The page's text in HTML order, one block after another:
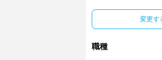
変更す
職種